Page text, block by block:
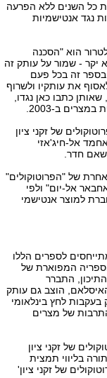
כל השנים ללא הפרעה
נגד אנטישמיות
הוא "הסכנה
יקר - שמור על עותק זה
זה בכל פעם
את עותקיו ולשרוף
כתבו כאן נגדו,
ב-2003.
של זקני ציון
אל-חיג'אזי
חדר.
של "הפרוטוקולים"
אל-יום" ולפי
למוצר אנטישמי
לספרים הללו
המפוארת של
התברר
הוצב גם עותק
בעקבות לחץ בינלאומי
של מצרים
של זקני ציון
בליווי תמצית
של זקני ציון'